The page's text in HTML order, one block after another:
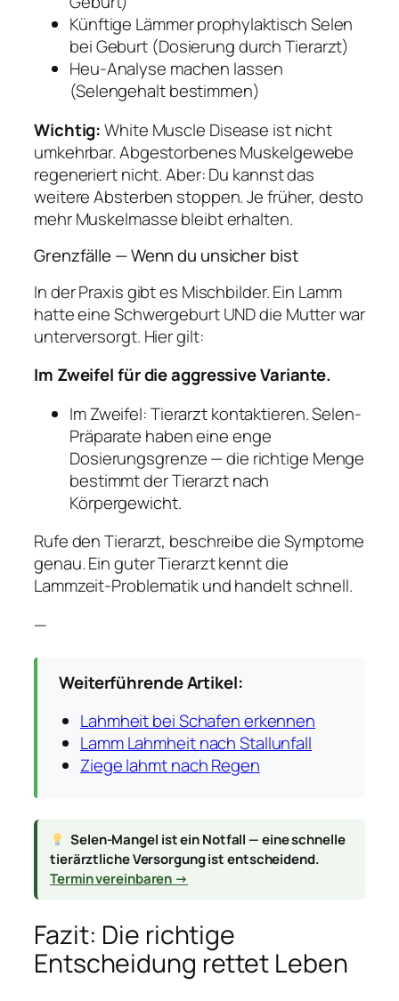
Künftige Lämmer prophylaktisch Selen
bei Geburt (Dosierung durch Tierarzt)
Heu-Analyse machen lassen
(Selengehalt bestimmen)
Wichtig:White Muscle Disease ist nicht
umkehrbar. Abgestorbenes Muskelgewebe
regeneriert nicht. Aber: Du kannst das
weitere Absterben stoppen. Je früher, desto
mehr Muskelmasse bleibt erhalten.
Grenzfälle — Wenn du unsicher bist
In der Praxis gibt es Mischbilder. Ein Lamm
hatte eine Schwergeburt UND die Mutter war
unterversorgt. Hier gilt:
Im Zweifel für die aggressive Variante.
Im Zweifel: Tierarzt kontaktieren. Selen-
Präparate haben eine enge
Dosierungsgrenze — die richtige Menge
bestimmt der Tierarzt nach
Körpergewicht.
Rufe den Tierarzt, beschreibe die Symptome
genau. Ein guter Tierarzt kennt die
Lammzeit-Problematik und handelt schnell.
—
Weiterführende Artikel:
Lahmheit bei Schafen erkennen
Lamm Lahmheit nach Stallunfall
Ziege lahmt nach Regen
Selen-Mangel ist ein Notfall — eine schnelle
tierärztliche Versorgung ist entscheidend.
Termin vereinbaren →
Fazit: Die richtige
Entscheidung rettet Leben